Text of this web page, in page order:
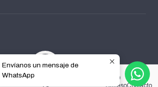
AccesoContacto
reservados.
Desarrollado por Jumpseller .
Envíanos un mensaje de
WhatsApp